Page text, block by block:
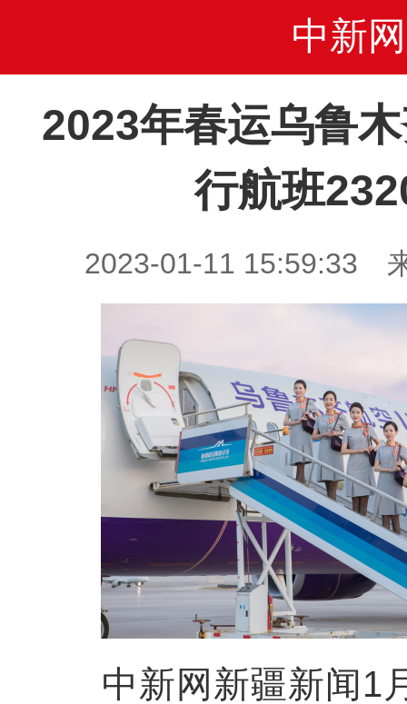
中新网
2023年春运乌鲁
行航班
2023-01-11 15:59:33
中新网新疆新闻1